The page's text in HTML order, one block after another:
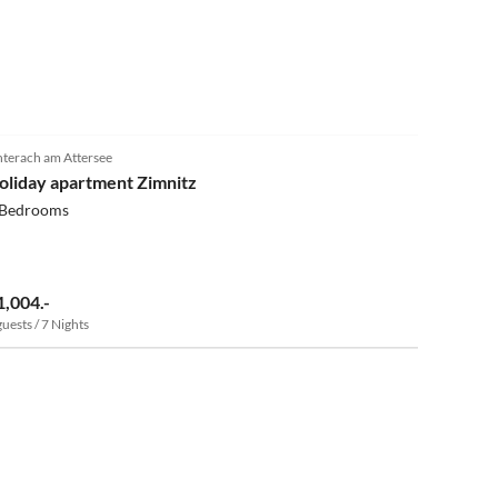
am Attersee
apartment Zimnitz
/ 7 Nights